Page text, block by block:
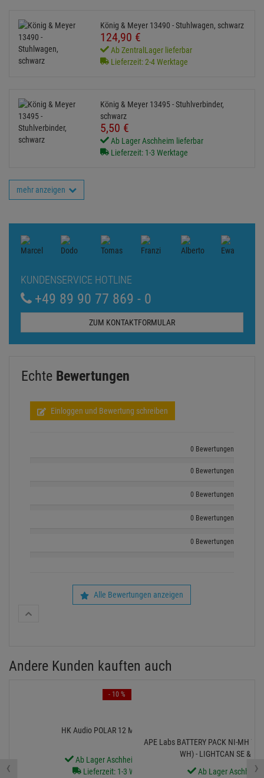
König & Meyer 13490 - Stuhlwagen, schwarz
124,90 €
Ab ZentralLager lieferbar
Lieferzeit: 2-4 Werktage
König & Meyer 13495 - Stuhlverbinder,
schwarz
5,50 €
Ab Lager Aschheim lieferbar
Lieferzeit: 1-3 Werktage
mehr anzeigen
KUNDENSERVICE HOTLINE
+49 89 90 77 869 - 0
ZUM KONTAKTFORMULAR
Echte Bewertungen
Einloggen und Bewertung schreiben
0 Bewertungen
0 Bewertungen
0 Bewertungen
0 Bewertungen
0 Bewertungen
Alle Bewertungen anzeigen
Andere Kunden kauften auch
HK Audio POLAR 12 MK2 schwarz
Ab Lager Aschheim lieferbar
Lieferzeit: 1-3 Werktage
- 10 %
APE Labs BATTERY PACK NI-MH
WH) - LIGHTCAN SE &
Ab Lager
‹ ›